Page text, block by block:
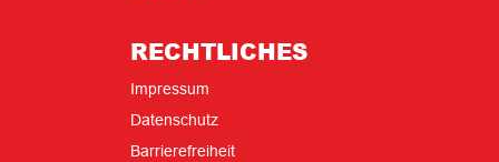
RECHTLICHES
Impressum
Datenschutz
Barrierefreiheit